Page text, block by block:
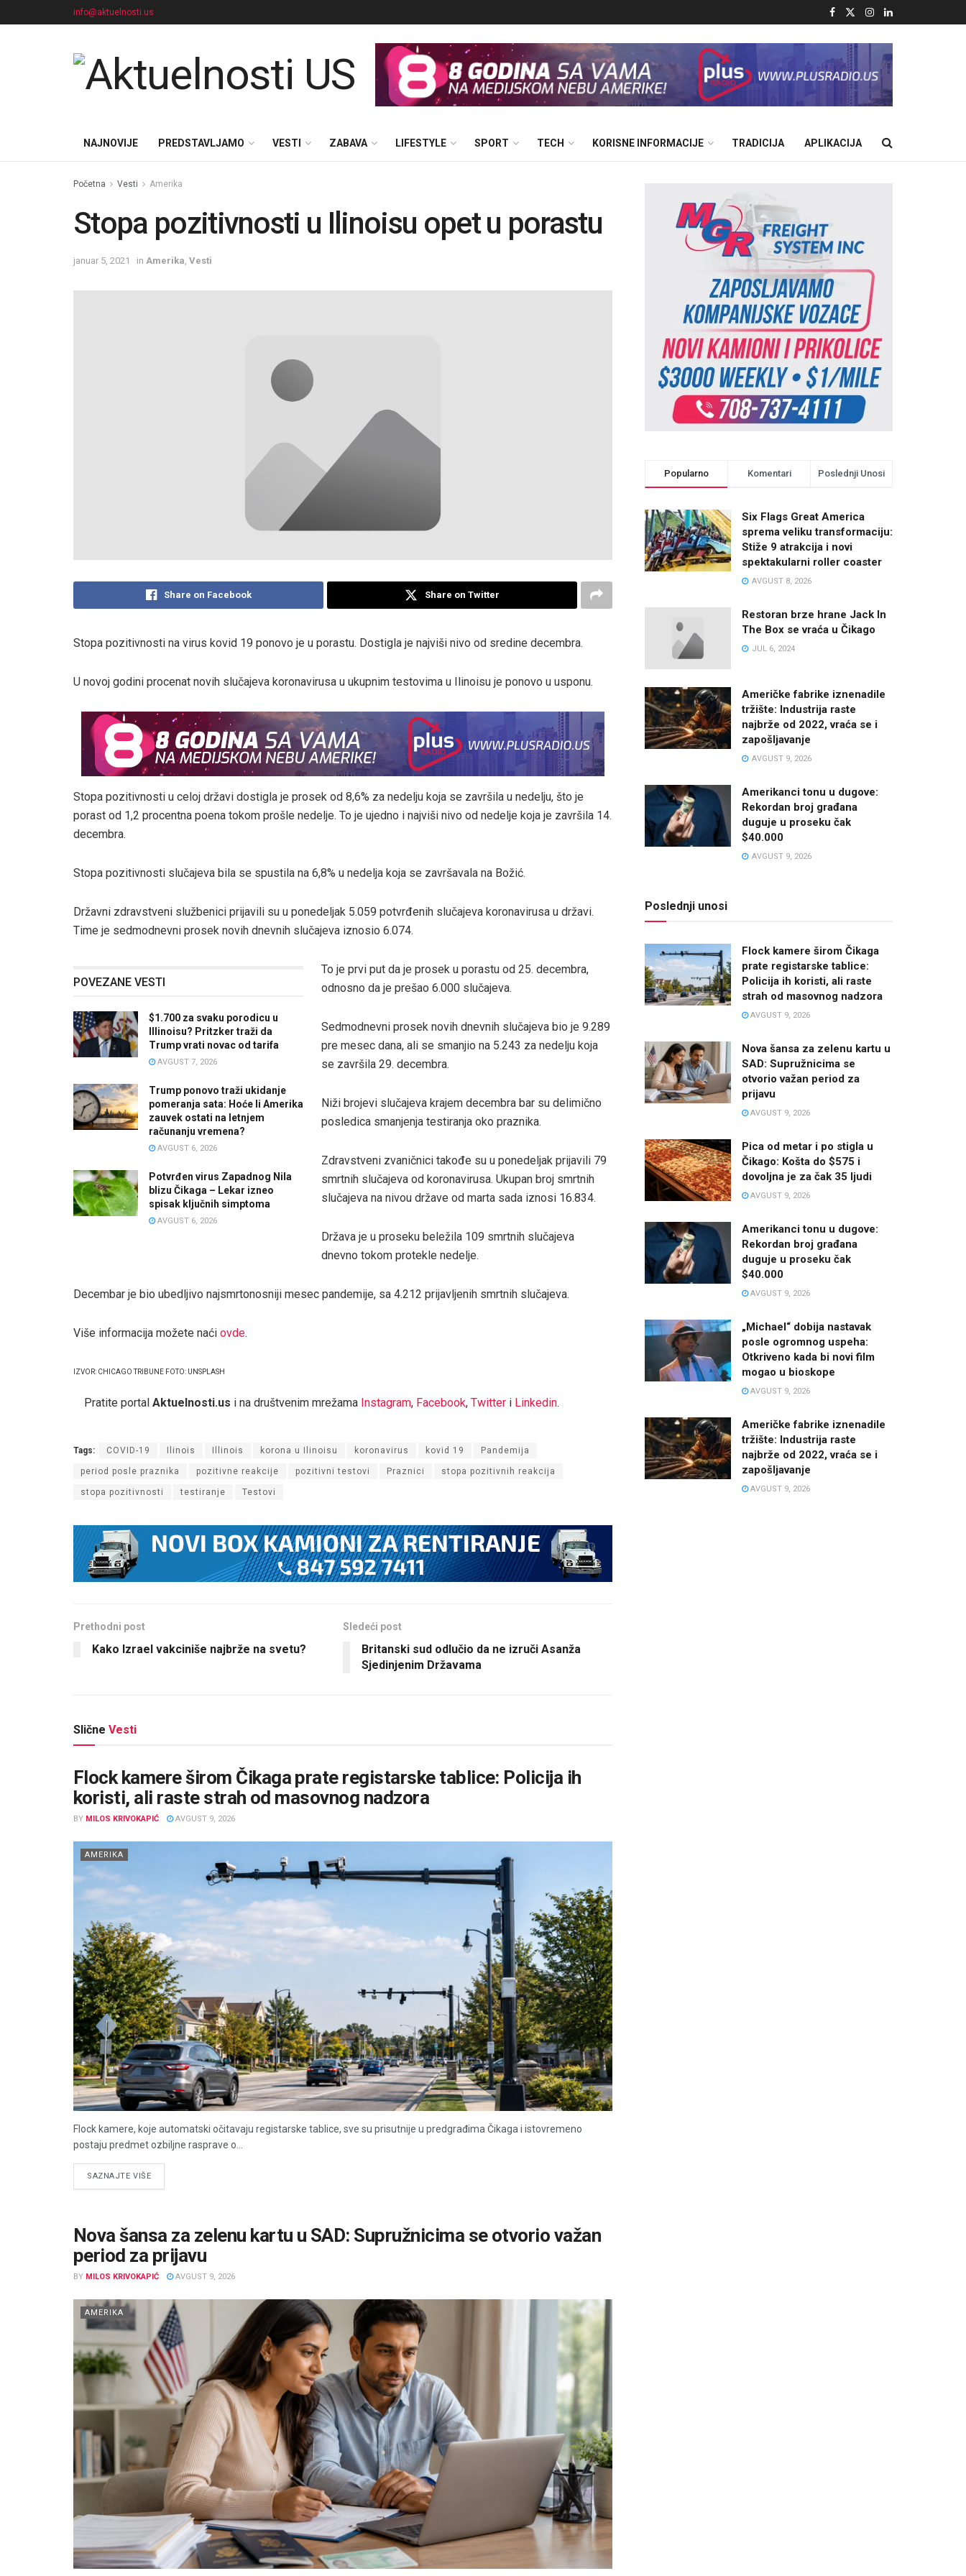
info@aktuelnosti.us
NAJNOVIJE PREDSTAVLJAMO VESTI ZABAVA LIFESTYLE SPORT TECH KORISNE INFORMACIJE TRADICIJA APLIKACIJA
Početna Vesti Amerika
Stopa pozitivnosti u Ilinoisu opet u porastu
januar 5, 2021 in Amerika Vesti
Share on Facebook Share on Twitter
Stopa pozitivnosti na virus kovid 19 ponovo je u porastu. Dostigla je najviši nivo od sredine decembra.
U novoj godini procenat novih slučajeva koronavirusa u ukupnim testovima u Ilinoisu je ponovo u usponu.
Stopa pozitivnosti u celoj državi dostigla je prosek od 8,6% za nedelju koja se završila u nedelju, što je
porast od 1,2 procentna poena tokom prošle nedelje. To je ujedno i najviši nivo od nedelje koja je završila 14.
decembra.
Stopa pozitivnosti slučajeva bila se spustila na 6,8% u nedelja koja se završavala na Božić.
Državni zdravstveni službenici prijavili su u ponedeljak 5.059 potvrđenih slučajeva koronavirusa u državi.
Time je sedmodnevni prosek novih dnevnih slučajeva iznosio 6.074.
POVEZANE VESTI
$1.700 za svaku porodicu u
Illinoisu? Pritzker traži da
Trump vrati novac od tarifa
AVGUST 7, 2026
Trump ponovo traži ukidanje
pomeranja sata: Hoće li Amerika
zauvek ostati na letnjem
računanju vremena?
AVGUST 6, 2026
Potvrđen virus Zapadnog Nila
blizu Čikaga – Lekar izneo
spisak ključnih simptoma
AVGUST 6, 2026
To je prvi put da je prosek u porastu od 25. decembra,
odnosno da je prešao 6.000 slučajeva.
Sedmodnevni prosek novih dnevnih slučajeva bio je 9.289
pre mesec dana, ali se smanjio na 5.243 za nedelju koja
se završila 29. decembra.
Niži brojevi slučajeva krajem decembra bar su delimično
posledica smanjenja testiranja oko praznika.
Zdravstveni zvaničnici takođe su u ponedeljak prijavili 79
smrtnih slučajeva od koronavirusa. Ukupan broj smrtnih
slučajeva na nivou države od marta sada iznosi 16.834.
Država je u proseku beležila 109 smrtnih slučajeva
dnevno tokom protekle nedelje.
Decembar je bio ubedljivo najsmrtonosniji mesec pandemije, sa 4.212 prijavljenih smrtnih slučajeva.
Više informacija možete naći ovde.
IZVOR: CHICAGO TRIBUNE FOTO: UNSPLASH
Pratite portal Aktuelnosti.us i na društvenim mrežama Instagram, Facebook, Twitter i Linkedin.
Tags: COVID-19 Ilinois Illinois korona u Ilinoisu koronavirus kovid 19 Pandemija
period posle praznika pozitivne reakcije pozitivni testovi Praznici stopa pozitivnih reakcija
stopa pozitivnosti testiranje Testovi
Prethodni post
Kako Izrael vakciniše najbrže na svetu?
Sledeći post
Britanski sud odlučio da ne izruči Asanža
Sjedinjenim Državama
Slične Vesti
Flock kamere širom Čikaga prate registarske tablice: Policija ih
koristi, ali raste strah od masovnog nadzora
BY MILOS KRIVOKAPIĆ AVGUST 9, 2026
AMERIKA
Flock kamere, koje automatski očitavaju registarske tablice, sve su prisutnije u predgrađima Čikaga i istovremeno
postaju predmet ozbiljne rasprave o...
SAZNAJTE VIŠEDETAILS
Nova šansa za zelenu kartu u SAD: Supružnicima se otvorio važan
period za prijavu
BY MILOS KRIVOKAPIĆ AVGUST 9, 2026
AMERIKA
Popularno Komentari Poslednji Unosi
Six Flags Great America
sprema veliku transformaciju:
Stiže 9 atrakcija i novi
spektakularni roller coaster
AVGUST 8, 2026
Restoran brze hrane Jack In
The Box se vraća u Čikago
JUL 6, 2024
Američke fabrike iznenadile
tržište: Industrija raste
najbrže od 2022, vraća se i
zapošljavanje
AVGUST 9, 2026
Amerikanci tonu u dugove:
Rekordan broj građana
duguje u proseku čak
$40.000
AVGUST 9, 2026
Poslednji unosi
Flock kamere širom Čikaga
prate registarske tablice:
Policija ih koristi, ali raste
strah od masovnog nadzora
AVGUST 9, 2026
Nova šansa za zelenu kartu u
SAD: Supružnicima se
otvorio važan period za
prijavu
AVGUST 9, 2026
Pica od metar i po stigla u
Čikago: Košta do $575 i
dovoljna je za čak 35 ljudi
AVGUST 9, 2026
Amerikanci tonu u dugove:
Rekordan broj građana
duguje u proseku čak
$40.000
AVGUST 9, 2026
„Michael“ dobija nastavak
posle ogromnog uspeha:
Otkriveno kada bi novi film
mogao u bioskope
AVGUST 9, 2026
Američke fabrike iznenadile
tržište: Industrija raste
najbrže od 2022, vraća se i
zapošljavanje
AVGUST 9, 2026